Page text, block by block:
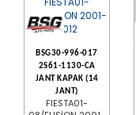
BSG30-996-017
2S61-1130-CA
JANT KAPAK (14
JANT)
FIESTA01-